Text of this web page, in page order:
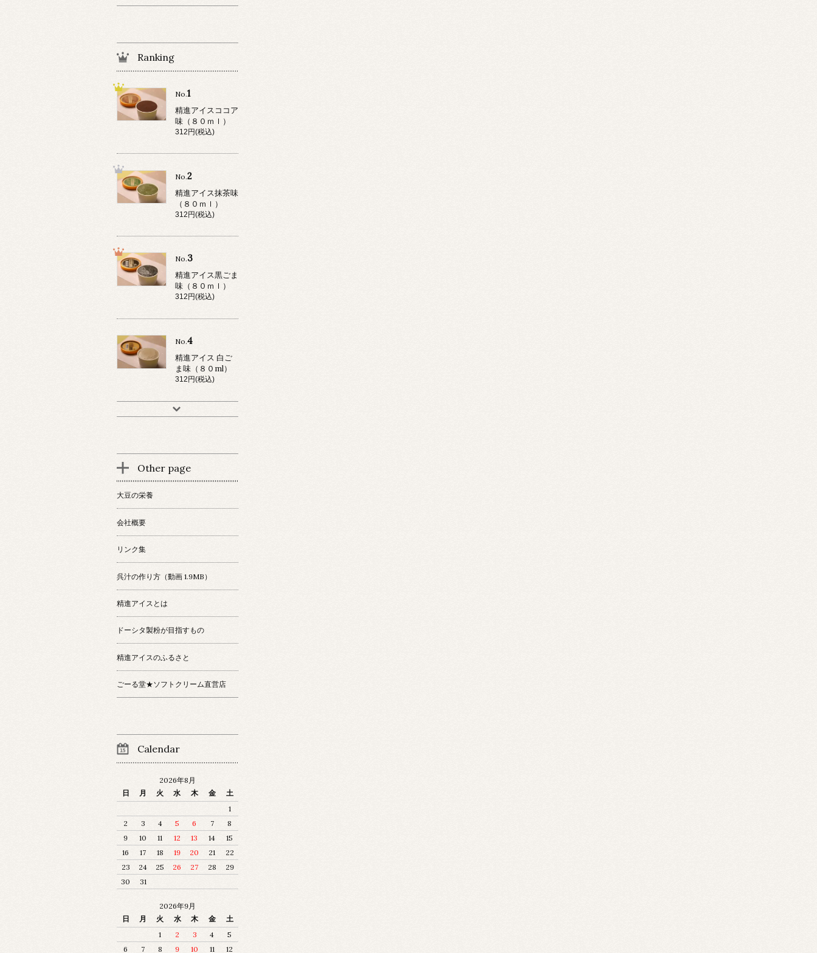
Ranking
No.1
精進アイスココア
味（８０ｍｌ）
312円(税込)
No.2
精進アイス抹茶味
（８０ｍｌ）
312円(税込)
No.3
精進アイス黒ごま
味（８０ｍｌ）
312円(税込)
No.4
精進アイス 白ご
ま味（８０ml）
312円(税込)
Other page
大豆の栄養
会社概要
リンク集
呉汁の作り方（動画 1.9MB）
精進アイスとは
ドーシタ製粉が目指すもの
精進アイスのふるさと
ごーる堂★ソフトクリーム直営店
Calendar
2026年8月
日
月 火 水 木 金
土
1
2
3 4 5 6 7
8
9
10 11 12 13 14
15
16
17 18 19 20 21
22
23
24 25 26 27 28
29
30
31
2026年9月
日
月 火 水 木 金
土
1
2 3 4
5
6
7 8 9 10 11 12